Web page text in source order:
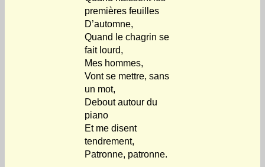
premières feuilles
D’automne,
Quand le chagrin se
fait lourd,
Mes hommes,
Vont se mettre, sans
un mot,
Debout autour du
piano
Et me disent
tendrement,
Patronne, patronne.